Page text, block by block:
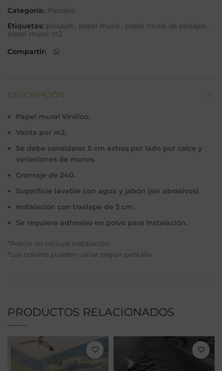
Categoría: Paisajes
Etiquetas: paisajes , papel mural , papel mural de paisajes ,
papel mural m2
Compartir
DESCRIPCIÓN
Papel mural Vinílico.
Venta por m2.
Se debe considerar 5 cm extras por lado por calce y
variaciones de muros.
Gramaje de 240.
Superficie lavable con agua y jabón (sin abrasivos)
Instalación con traslape de 3 cm.
Se requiere adhesivo en polvo para instalación.
*Precio no incluye instalación
*Los colores pueden variar según pantalla
PRODUCTOS RELACIONADOS